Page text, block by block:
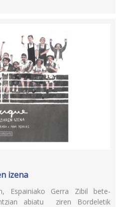
izena
Espainiako Gerra Zibil bete-
abiatu ziren Bordeletik